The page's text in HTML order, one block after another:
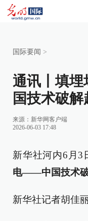
国际要闻 >
通讯丨填
国技术破
来源：新华网客户端
2026-06-03 17:48
新华社河内6月
电——中国技术破
新华社记者胡